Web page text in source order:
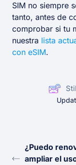
SIM no siempre
tanto, antes de
comprobar si tu
nuestra lista
con eSIM.
¿Puedo
ampliar el